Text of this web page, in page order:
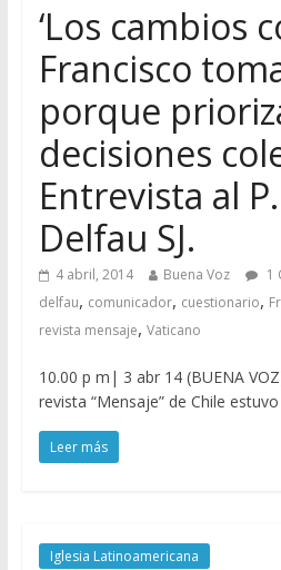
‘Los cambios
Francisco
porque
decisiones
Entrevista al
Delfau SJ.
4 abril, 2014 Buena Voz 1
delfau, comunicador, cuestionario,
revista mensaje, Vaticano
10.00 p m| 3 abr 14 (BUENA
revista “Mensaje” de Chile
Leer más
Iglesia Latinoamericana